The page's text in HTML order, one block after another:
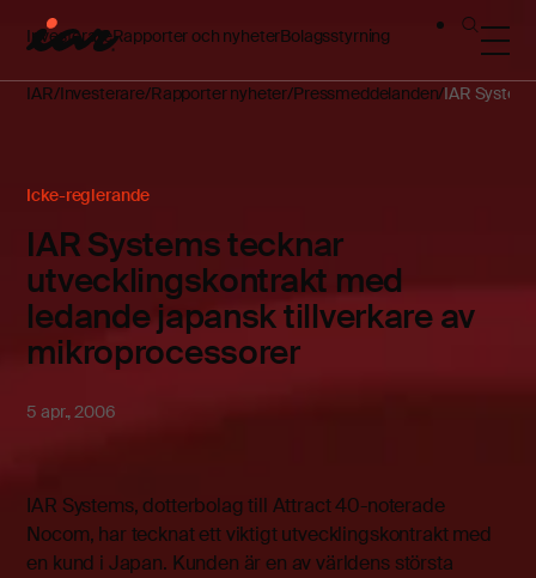
InvesterareRapporter och nyheterBolagsstyrning
IAR Investerare Rapporter nyheter Pressmeddelanden IAR
Icke-reglerande
IAR Systems tecknar
utvecklingskontrakt med
ledande japansk tillverkare av
mikroprocessorer
5 apr., 2006
IAR Systems, dotterbolag till Attract 40-noterade
Nocom, har tecknat ett viktigt utvecklingskontrakt med
en kund i Japan. Kunden är en av världens största